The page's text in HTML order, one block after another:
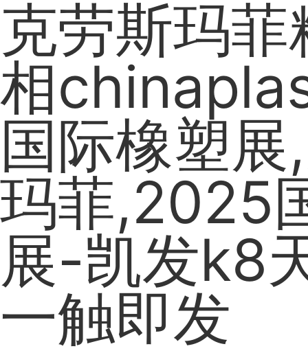
克劳斯玛菲
相
国际橡塑
玛菲,2025
展-凯发k8
一触即发